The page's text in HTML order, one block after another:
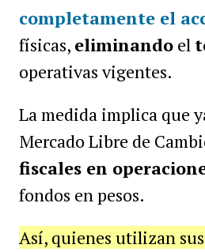
completamente el
físicas, eliminandoel
operativas vigentes.
La medida implica que
Mercado Libre de
fiscales en
fondos en pesos.
Así, quienes utilizan